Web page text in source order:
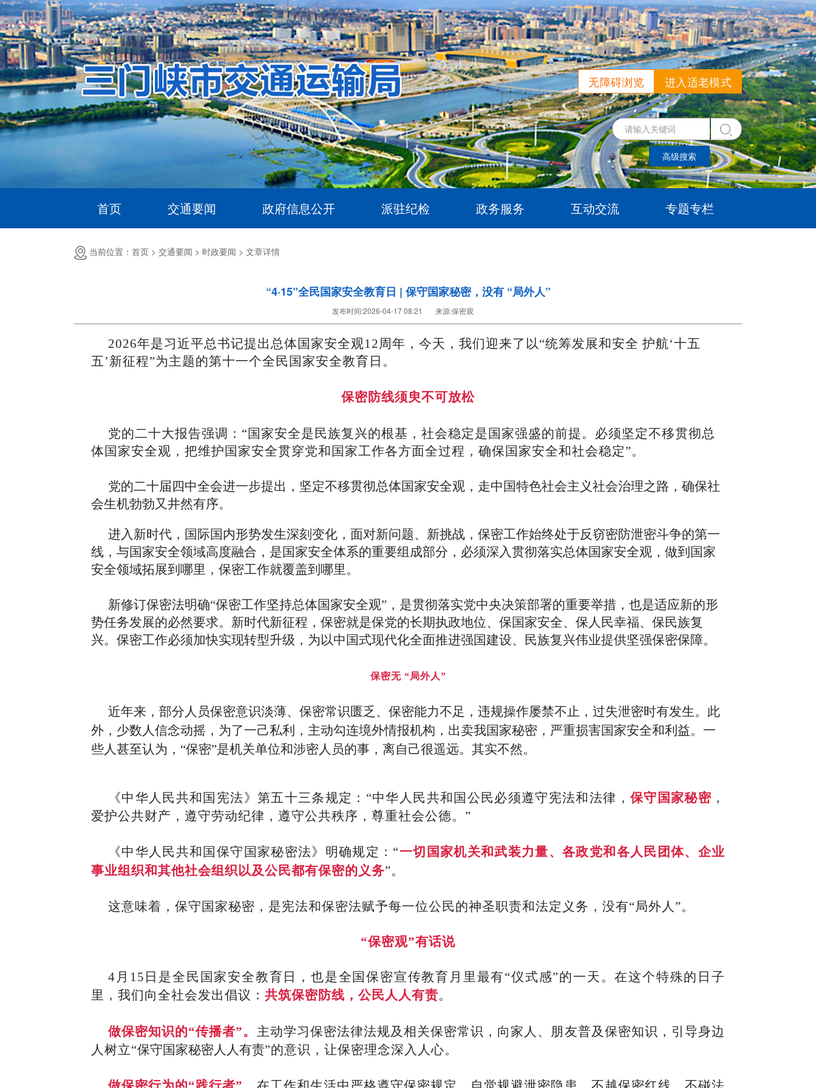
无障碍浏览 进入适老模式
高级搜索
首页 交通要闻 政府信息公开 派驻纪检 政务服务 互动交流 专题专栏
当前位置：首页 > 交通要闻 > 时政要闻 > 文章详情
“4·15”全民国家安全教育日 | 保守国家秘密，没有 “局外人”
发布时间:2026-04-17 08:21 来源:保密观
2026年是习近平总书记提出总体国家安全观12周年，今天，我们迎来了以“统筹发展和安全 护航‘十五
五’新征程”为主题的第十一个全民国家安全教育日。
保密防线须臾不可放松
党的二十大报告强调：“国家安全是民族复兴的根基，社会稳定是国家强盛的前提。必须坚定不移贯彻总
体国家安全观，把维护国家安全贯穿党和国家工作各方面全过程，确保国家安全和社会稳定”。
党的二十届四中全会进一步提出，坚定不移贯彻总体国家安全观，走中国特色社会主义社会治理之路，确保社
会生机勃勃又井然有序。
进入新时代，国际国内形势发生深刻变化，面对新问题、新挑战，保密工作始终处于反窃密防泄密斗争的第一
线，与国家安全领域高度融合，是国家安全体系的重要组成部分，必须深入贯彻落实总体国家安全观，做到国家
安全领域拓展到哪里，保密工作就覆盖到哪里。
新修订保密法明确“保密工作坚持总体国家安全观”，是贯彻落实党中央决策部署的重要举措，也是适应新的形
势任务发展的必然要求。新时代新征程，保密就是保党的长期执政地位、保国家安全、保人民幸福、保民族复
兴。保密工作必须加快实现转型升级，为以中国式现代化全面推进强国建设、民族复兴伟业提供坚强保密保障。
保密无 “局外人”
近年来，部分人员保密意识淡薄、保密常识匮乏、保密能力不足，违规操作屡禁不止，过失泄密时有发生。此
外，少数人信念动摇，为了一己私利，主动勾连境外情报机构，出卖我国家秘密，严重损害国家安全和利益。一
些人甚至认为，“保密”是机关单位和涉密人员的事，离自己很遥远。其实不然。
《中华人民共和国宪法》第五十三条规定：“中华人民共和国公民必须遵守宪法和法律，保守国家秘密 ，
爱护公共财产，遵守劳动纪律，遵守公共秩序，尊重社会公德。”
《中华人民共和国保守国家秘密法》明确规定：“一切国家机关和武装力量、各政党和各人民团体、企业
事业组织和其他社会组织以及公民都有保密的义务”。
这意味着，保守国家秘密，是宪法和保密法赋予每一位公民的神圣职责和法定义务，没有“局外人”。
“保密观”有话说
4月15日是全民国家安全教育日，也是全国保密宣传教育月里最有“仪式感”的一天。在这个特殊的日子
里，我们向全社会发出倡议： 共筑保密防线，公民人人有责。
做保密知识的“传播者”。 主动学习保密法律法规及相关保密常识，向家人、朋友普及保密知识，引导身边
人树立“保守国家秘密人人有责”的意识，让保密理念深入人心。